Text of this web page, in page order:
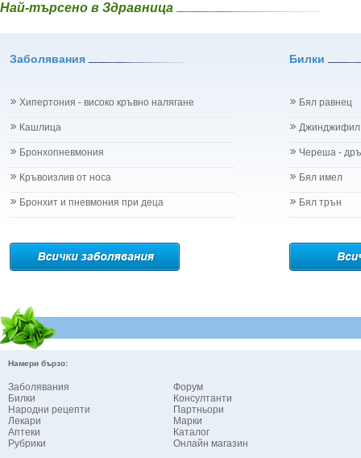
Най-търсено в Здравница
Заболявания Билки
Хипертония - високо кръвно налягане
Кашлица
Бронхопневмония
Кръвоизлив от носа
Бронхит и пневмония при деца
Бял равнец
Джинджифил
Череша -
Бял имел
Бял трън
Намери бързо:
Заболявания
Билки
Народни рецепти
Лекари
Аптеки
Рубрики
Форум
Консултанти
Партньори
Марки
Каталог
Онлайн магазин